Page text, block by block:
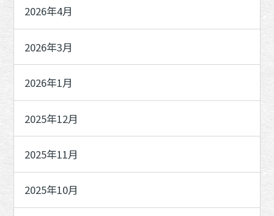
2026年4月
2026年3月
2026年1月
2025年12月
2025年11月
2025年10月